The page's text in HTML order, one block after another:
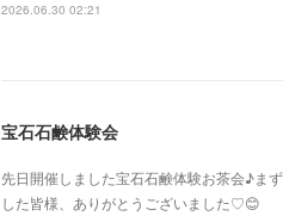
2026.06.30 02:21
宝石石鹸体験会
先日開催しました宝石石鹸体験お茶会♪ま
した皆様、ありがとうございました♡😊